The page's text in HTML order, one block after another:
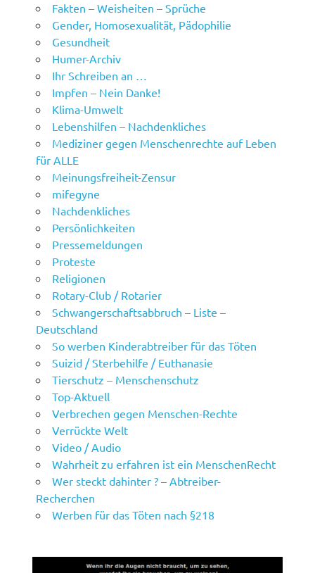
Fakten – Weisheiten – Sprüche
Gender, Homosexualität, Pädophilie
Gesundheit
Humer-Archiv
Ihr Schreiben an …
Impfen – Nein Danke!
Klima-Umwelt
Lebenshilfen – Nachdenkliches
Mediziner gegen Menschenrechte auf Leben
für ALLE
Meinungsfreiheit-Zensur
mifegyne
Nachdenkliches
Persönlichkeiten
Pressemeldungen
Proteste
Religionen
Rotary-Club / Rotarier
Schwangerschaftsabbruch – Liste –
Deutschland
So werben Kinderabtreiber für das Töten
Suizid / Sterbehilfe / Euthanasie
Tierschutz – Menschenschutz
Top-Aktuell
Verbrechen gegen Menschen-Rechte
Verrückte Welt
Video / Audio
Wahrheit zu erfahren ist ein MenschenRecht
Wer steckt dahinter ? – Abtreiber-
Recherchen
Werben für das Töten nach §218